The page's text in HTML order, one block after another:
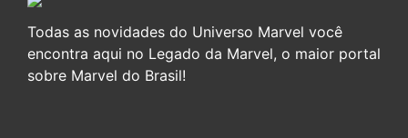
Todas as novidades do Universo Marvel você
encontra aqui no Legado da Marvel, o maior portal
sobre Marvel do Brasil!